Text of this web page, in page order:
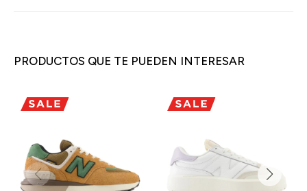
PRODUCTOS QUE TE PUEDEN INTERESAR